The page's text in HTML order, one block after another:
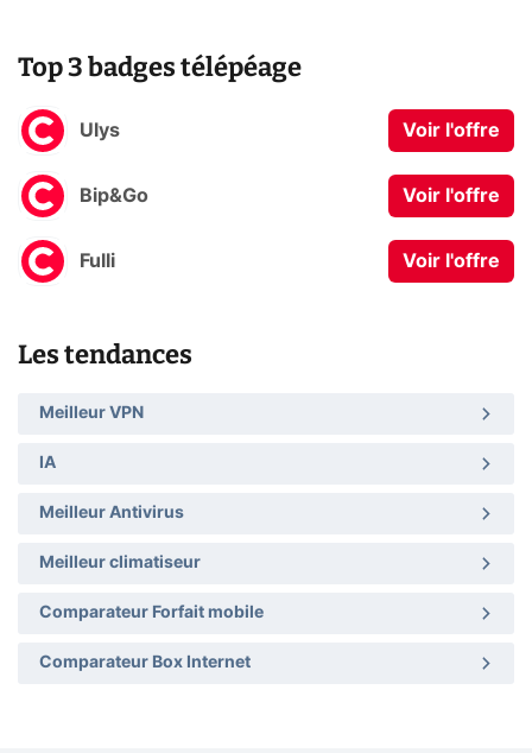
Top 3 badges télépéage
Ulys Voir l'offre
Bip&Go Voir l'offre
Fulli Voir l'offre
Les tendances
Meilleur VPN
IA
Meilleur Antivirus
Meilleur climatiseur
Comparateur Forfait mobile
Comparateur Box Internet